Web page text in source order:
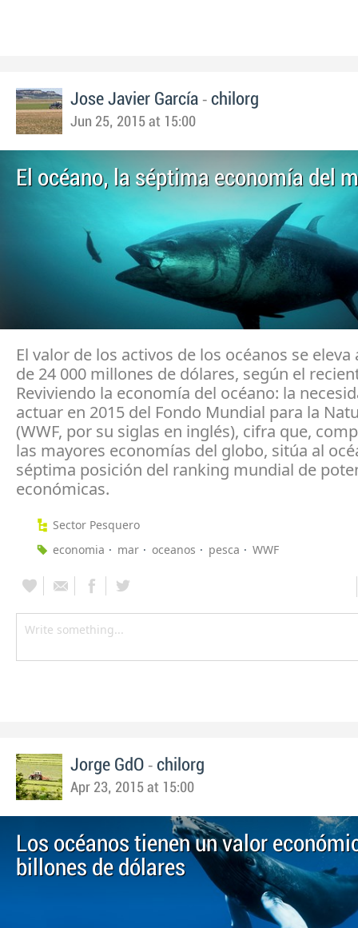
Jose Javier García - chilorg
Jun 25, 2015 at 15:00
El océano, la séptima economía del
El valor de los activos de los océanos se
de 24 000 millones de dólares, según el
Reviviendo la economía del océano: la
actuar en 2015 del Fondo Mundial para la
(WWF, por su siglas en inglés), cifra que,
las mayores economías del globo, sitúa al
séptima posición del ranking mundial de
económicas.
Sector Pesquero
economia
mar oceanos pesca WWF
Jorge GdO - chilorg
Apr 23, 2015 at 15:00
Los océanos tienen un valor
billones de dólares